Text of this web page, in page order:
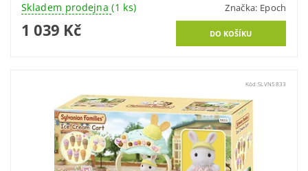
Skladem prodejna(1 ks) Značka: Epoch
1 039 Kč
Kód: SLVN5833